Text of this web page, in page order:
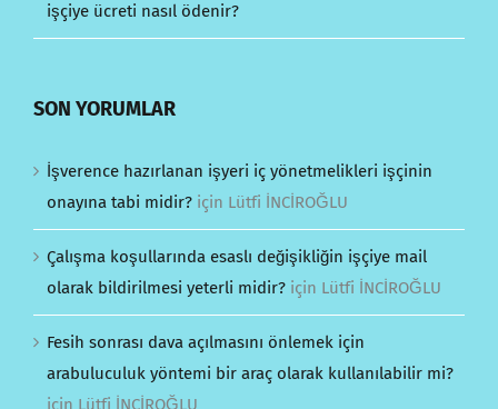
işçiye ücreti nasıl ödenir?
SON YORUMLAR
İşverence hazırlanan işyeri iç yönetmelikleri işçinin
onayına tabi midir? için Lütfi İNCİROĞLU
Çalışma koşullarında esaslı değişikliğin işçiye mail
olarak bildirilmesi yeterli midir? için Lütfi İNCİROĞLU
Fesih sonrası dava açılmasını önlemek için
arabuluculuk yöntemi bir araç olarak kullanılabilir mi?
için Lütfi İNCİROĞLU